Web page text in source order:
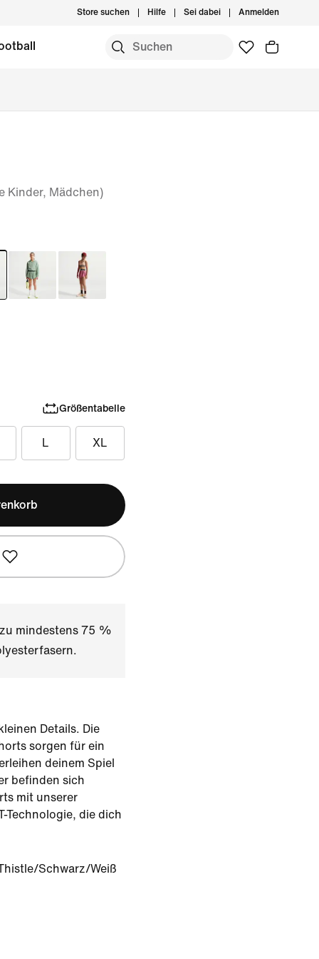
Store suchen Hilfe Sei dabei Anmelden
Kinder, Mädchen)
Größentabelle
L XL
mindestens 75 %
Details. Die
sorgen für ein
deinem Spiel
befinden sich
mit unserer
Technologie, die dich
Schwarz/Weiß